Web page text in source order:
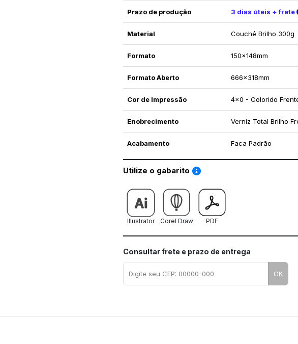
Prazo de produção 3 dias úteis + frete
Material Couché Brilho 300g
Formato 150x148mm
Formato Aberto 666x318mm
Cor de Impressão 4x0 - Colorido
Enobrecimento Verniz Total Brilho
Acabamento Faca Padrão
Utilize o gabarito Saiba como utilizar os nossos
Illustrator Corel Draw PDF
Consultar frete e prazo de entrega
OK